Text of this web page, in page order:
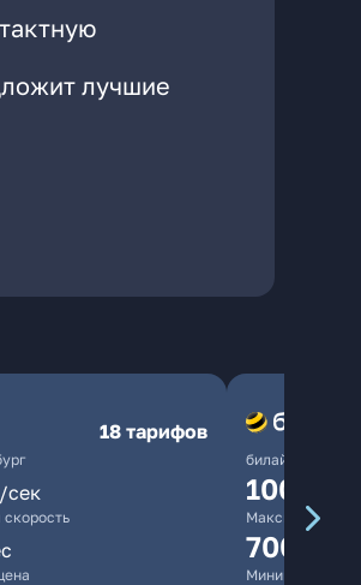
лучшие
18 тарифов
сек
билайн
1000
Максимальная
700
Минимальная